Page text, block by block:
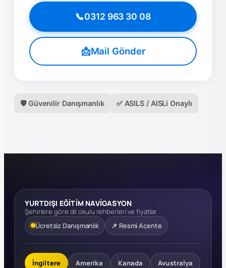
📞0312 963 30 08
📩Mail Gönder
🛡️ Güvenilir Danışmanlık ✅ ASILS / AISLi Onaylı
YURTDIŞI EĞİTİM NAVİGASYON
Şehirlere göre dil okulu rehberleri ve fiyatlar
Ücretsiz Danışmanlık
📌 Resmi Acente
İngiltere Amerika Kanada Avustralya